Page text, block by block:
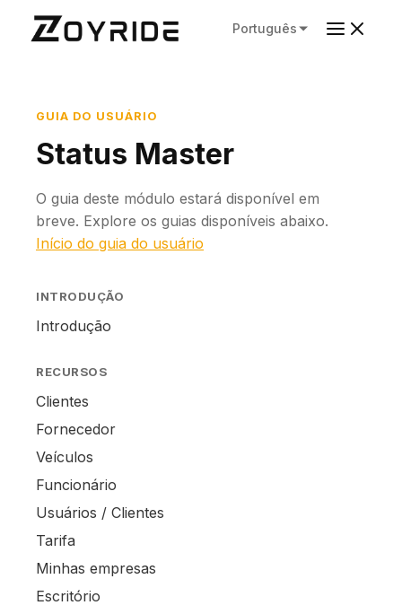
Português
GUIA DO USUÁRIO
Status Master
O guia deste módulo estará disponível em
breve. Explore os guias disponíveis abaixo.
Início do guia do usuário
INTRODUÇÃO
Introdução
RECURSOS
Clientes
Fornecedor
Veículos
Funcionário
Usuários / Clientes
Tarifa
Minhas empresas
Escritório